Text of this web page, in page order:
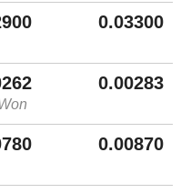
0.03300
0.00283
0.00870